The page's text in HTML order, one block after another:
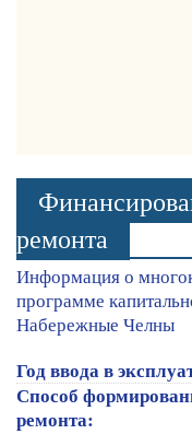
ремонта
Информация о
программе
Набережные Челны
Год ввода в
Способ
ремонта: